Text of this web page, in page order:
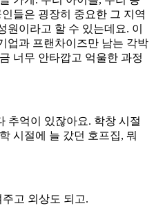
들은 굉장히 중요한 그 지역
원이라고 할 수 있는데요. 이
업과 프랜차이즈만 남는 각박
너무 안타깝고 억울한 과정
추억이 있잖아요. 학창 시절
시절에 늘 갔던 호프집, 뭐
고 외상도 되고.